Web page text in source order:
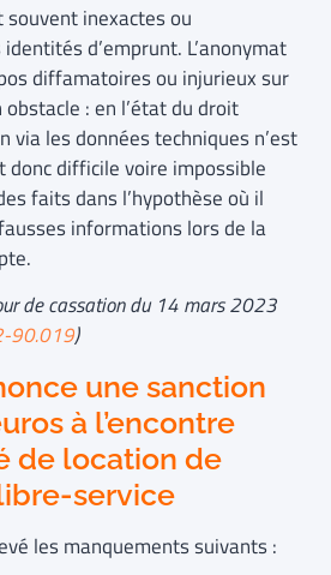
souvent inexactes ou
d’emprunt. L’anonymat
diffamatoires ou injurieux sur
: en l’état du droit
via les données techniques n’est
donc difficile voire impossible
faits dans l’hypothèse où il
informations lors de la
de cassation du 14 mars 2023
90.019)
une sanction
à l’encontre
de location de
service
les manquements suivants :